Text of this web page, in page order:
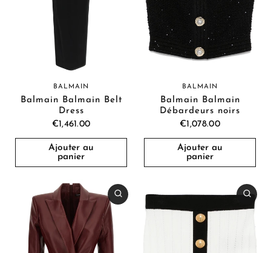
BALMAIN
Balmain Balmain Belt
Dress
€1,461.00
Ajouter au
panier
BALMAIN
Balmain Balmain
Débardeurs noirs
€1,078.00
Ajouter au
panier